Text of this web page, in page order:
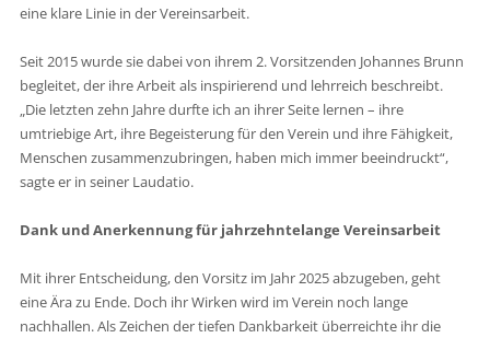
eine klare Linie in der Vereinsarbeit.
Seit 2015 wurde sie dabei von ihrem 2. Vorsitzenden Johannes Brunn
begleitet, der ihre Arbeit als inspirierend und lehrreich beschreibt.
„Die letzten zehn Jahre durfte ich an ihrer Seite lernen – ihre
umtriebige Art, ihre Begeisterung für den Verein und ihre Fähigkeit,
Menschen zusammenzubringen, haben mich immer beeindruckt“,
sagte er in seiner Laudatio.
Dank und Anerkennung für jahrzehntelange Vereinsarbeit
Mit ihrer Entscheidung, den Vorsitz im Jahr 2025 abzugeben, geht
eine Ära zu Ende. Doch ihr Wirken wird im Verein noch lange
nachhallen. Als Zeichen der tiefen Dankbarkeit überreichte ihr die